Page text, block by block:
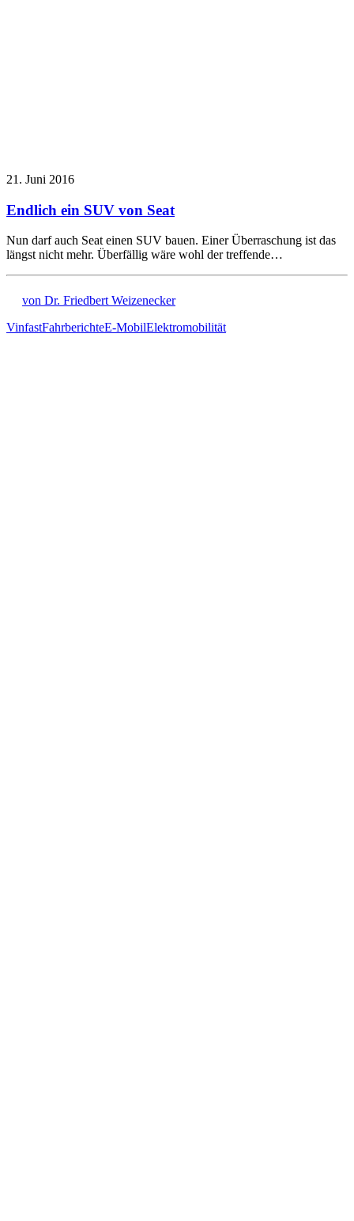
21. Juni 2016
Endlich ein SUV von Seat
Nun darf auch Seat einen SUV bauen. Einer Überraschung ist das
längst nicht mehr. Überfällig wäre wohl der treffende…
von Dr. Friedbert Weizenecker
VinfastFahrberichteE-MobilElektromobilität